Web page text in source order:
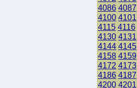
4086 4087
4100 4101
4115 4116
4130 4131
4144 4145
4158 4159
4172 4173
4186 4187
4200 4201